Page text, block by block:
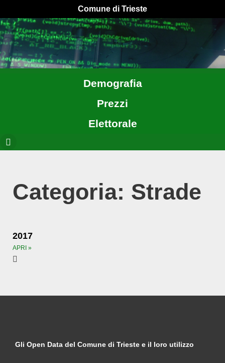
Comune di Trieste
Demografia
Prezzi
Elettorale
Categoria: Strade
2017
APRI »
Gli Open Data del Comune di Trieste e il loro utilizzo